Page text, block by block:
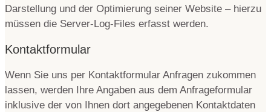
Darstellung und der Optimierung seiner Website – hierzu
müssen die Server-Log-Files erfasst werden.
Kontaktformular
Wenn Sie uns per Kontaktformular Anfragen zukommen
lassen, werden Ihre Angaben aus dem Anfrageformular
inklusive der von Ihnen dort angegebenen Kontaktdaten